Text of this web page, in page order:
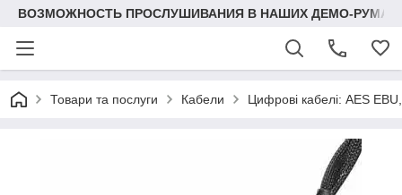
ВОЗМОЖНОСТЬ ПРОСЛУШИВАНИЯ В НАШИХ ДЕМО-РУМАХ
Товари та послуги Кабели Цифрові кабелі: AES